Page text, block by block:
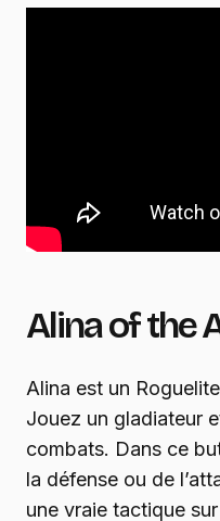
Alina of the
Alina est un
Jouez un gladiateur
combats. Dans ce
la défense ou de
une vraie tactique